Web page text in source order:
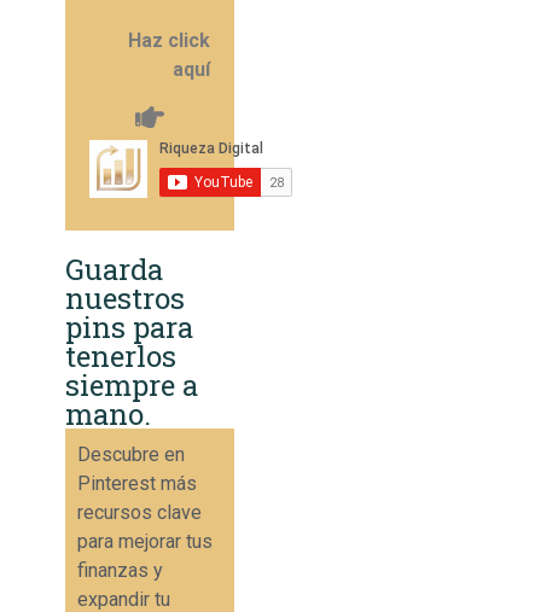
Haz click
aquí
Guarda
nuestros
pins para
tenerlos
siempre a
mano.
Descubre en
Pinterest más
recursos clave
para mejorar tus
finanzas y
expandir tu